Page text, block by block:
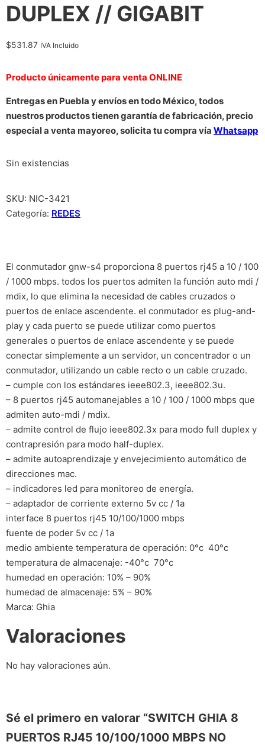
DUPLEX // GIGABIT
$531.87 IVA Incluido
Producto únicamente para venta ONLINE
Entregas en Puebla y envíos en todo México, todos
nuestros productos tienen garantía de fabricación, precio
especial a venta mayoreo, solicita tu compra vía Whatsapp
Sin existencias
SKU: NIC-3421
Categoría: REDES
El conmutador gnw-s4 proporciona 8 puertos rj45 a 10 / 100
/ 1000 mbps. todos los puertos admiten la función auto mdi /
mdix, lo que elimina la necesidad de cables cruzados o
puertos de enlace ascendente. el conmutador es plug-and-
play y cada puerto se puede utilizar como puertos
generales o puertos de enlace ascendente y se puede
conectar simplemente a un servidor, un concentrador o un
conmutador, utilizando un cable recto o un cable cruzado.
– cumple con los estándares ieee802.3, ieee802.3u.
– 8 puertos rj45 automanejables a 10 / 100 / 1000 mbps que
admiten auto-mdi / mdix.
– admite control de flujo ieee802.3x para modo full duplex y
contrapresión para modo half-duplex.
– admite autoaprendizaje y envejecimiento automático de
direcciones mac.
– indicadores led para monitoreo de energía.
– adaptador de corriente externo 5v cc / 1a
interface 8 puertos rj45 10/100/1000 mbps
fuente de poder 5v cc / 1a
medio ambiente temperatura de operación: 0°c  40°c
temperatura de almacenaje: -40°c  70°c
humedad en operación: 10% – 90%
humedad de almacenaje: 5% – 90%
Marca: Ghia
Valoraciones
No hay valoraciones aún.
Sé el primero en valorar “SWITCH GHIA 8
PUERTOS RJ45 10/100/1000 MBPS NO